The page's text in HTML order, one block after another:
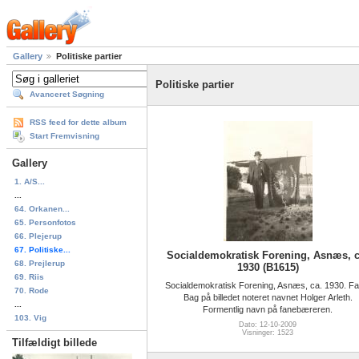
Gallery Politiske partier
Avanceret Søgning
RSS feed for dette album
Start Fremvisning
Gallery
1. A/S...
64. Orkanen...
65. Personfotos
66. Plejerup
67. Politiske...
68. Prejlerup
69. Riis
70. Rode
103. Vig
Tilfældigt billede
Politiske partier
Socialdemokratisk Forening, Asnæs,
1930 (B1615)
Socialdemokratisk Forening, Asnæs, ca. 1930.
Bag på billedet noteret navnet Holger Arleth.
Formentlig navn på fanebæreren.
Dato: 12-10-2009
Visninger: 1523